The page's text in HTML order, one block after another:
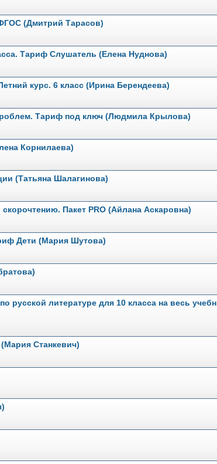
(Дмитрий Тарасов)
Тариф Слушатель (Елена Нуднова)
курс. 6 класс (Ирина Берендеева)
Тариф под ключ (Людмила Крылова)
Корнилаева)
(Татьяна Шалагинова)
Пакет PRO (Айлана Аскаровна)
Дети (Мария Шутова)
русской литературе для 10 класса на весь
(Мария Станкевич)